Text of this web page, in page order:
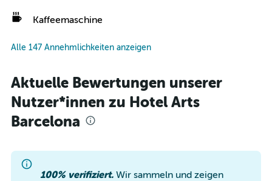
Kaffeemaschine
Alle 147 Annehmlichkeiten anzeigen
Aktuelle Bewertungen unserer
Nutzer*innen zu Hotel Arts
Barcelona
100% verifiziert. Wir sammeln und zeigen